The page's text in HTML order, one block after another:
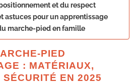
et du respect
astuces pour un apprentissage
marche-pied en famille
PIED
: MATÉRIAUX,
SÉCURITÉ EN 2025